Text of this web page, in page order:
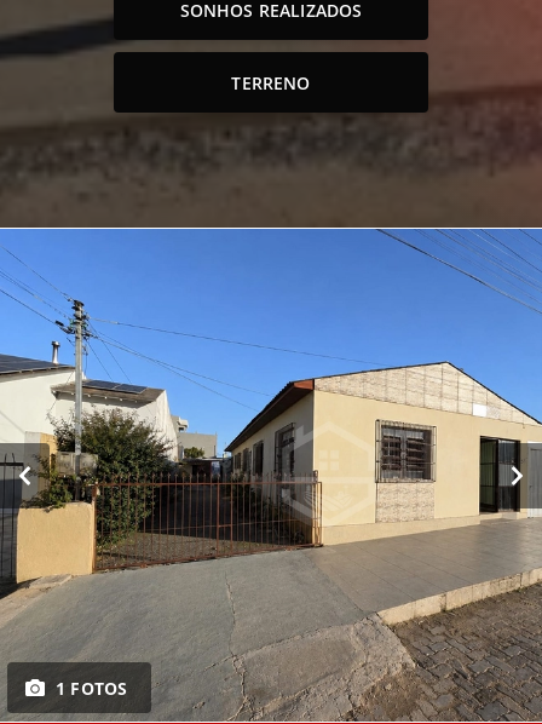
SONHOS REALIZADOS
TERRENO
1 FOTOS